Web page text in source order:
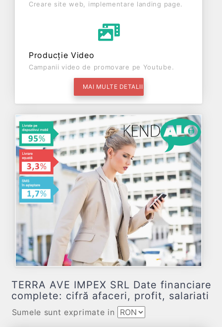
Creare site web, implementare landing page.
Producție Video
Campanii video de promovare pe Youtube.
MAI MULTE DETALII
TERRA AVE IMPEX SRL Date financiare
complete: cifră afaceri, profit, salariati
Sumele sunt exprimate in